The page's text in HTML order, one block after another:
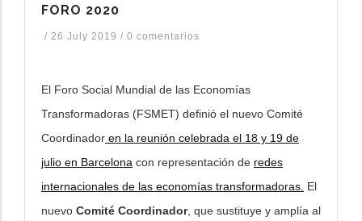
FORO 2020
/ 26 July 2019 / 0 comentarios
El Foro Social Mundial de las Economías
Transformadoras (FSMET) definió el nuevo Comité
Coordinador en la reunión celebrada el 18 y 19 de
julio en Barcelona con representación de redes
internacionales de las economías transformadoras. El
nuevo Comité Coordinador, que sustituye y amplía al